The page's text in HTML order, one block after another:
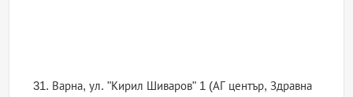
31. Варна, ул. "Кирил Шиваров" 1 (АГ център, Здравна